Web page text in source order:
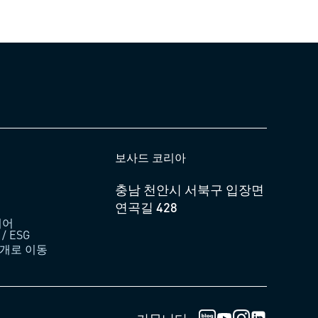
ESG
로 이동
보사드 코리아
충남 천안시 서북구 입장면
연곡길 428